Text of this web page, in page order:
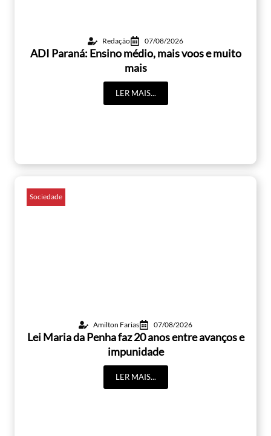
Redação 07/08/2026
ADI Paraná: Ensino médio, mais voos e muito
mais
LER MAIS...
Sociedade
Amilton Farias 07/08/2026
Lei Maria da Penha faz 20 anos entre avanços e
impunidade
LER MAIS...